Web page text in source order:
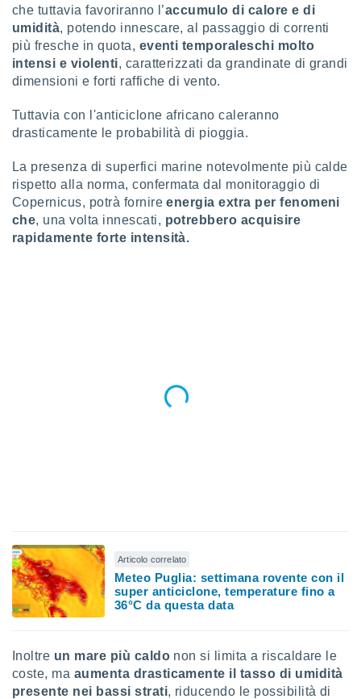
che tuttavia favoriranno l’accumulo di calore e di
umidità, potendo innescare, al passaggio di correnti
più fresche in quota, eventi temporaleschi molto
intensi e violenti, caratterizzati da grandinate di grandi
dimensioni e forti raffiche di vento.
Tuttavia con l'anticiclone africano caleranno
drasticamente le probabilità di pioggia.
La presenza di superfici marine notevolmente più calde
rispetto alla norma, confermata dal monitoraggio di
Copernicus, potrà fornireenergia extra per fenomeni
che, una volta innescati, potrebbero acquisire
rapidamente forte intensità.
Articolo correlato
Meteo Puglia: settimana rovente con il
super anticiclone, temperature fino a
36°C da questa data
Inoltre un mare più cald o non si limita a riscaldare le
coste, ma aumenta drasticamente il tasso di umidità
presente nei bassi strati, riducendo le possibilità di